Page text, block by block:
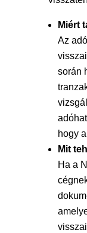
Miért
Az
során
hogy
Mit
Ha a